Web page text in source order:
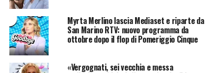
Myrta Merlino lascia Mediaset e riparte da
San Marino RTV: nuovo programma da
ottobre dopo il flop di Pomeriggio Cinque
«Vergognati, sei vecchia e messa